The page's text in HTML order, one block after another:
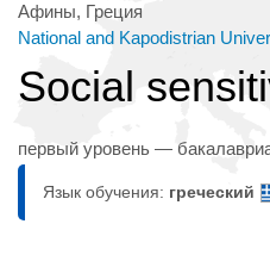
Афины, Греция
National and Kapodistrian
Social
первый уровень —
Язык обучения: греческий